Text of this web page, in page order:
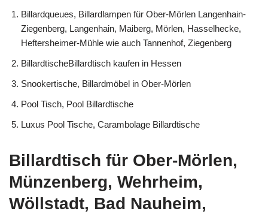
Billardqueues, Billardlampen für Ober-Mörlen Langenhain-
Ziegenberg, Langenhain, Maiberg, Mörlen, Hasselhecke,
Heftersheimer-Mühle wie auch Tannenhof, Ziegenberg
BillardtischeBillardtisch kaufen in Hessen
Snookertische, Billardmöbel in Ober-Mörlen
Pool Tisch, Pool Billardtische
Luxus Pool Tische, Carambolage Billardtische
Billardtisch für Ober-Mörlen,
Münzenberg, Wehrheim,
Wöllstadt, Bad Nauheim,